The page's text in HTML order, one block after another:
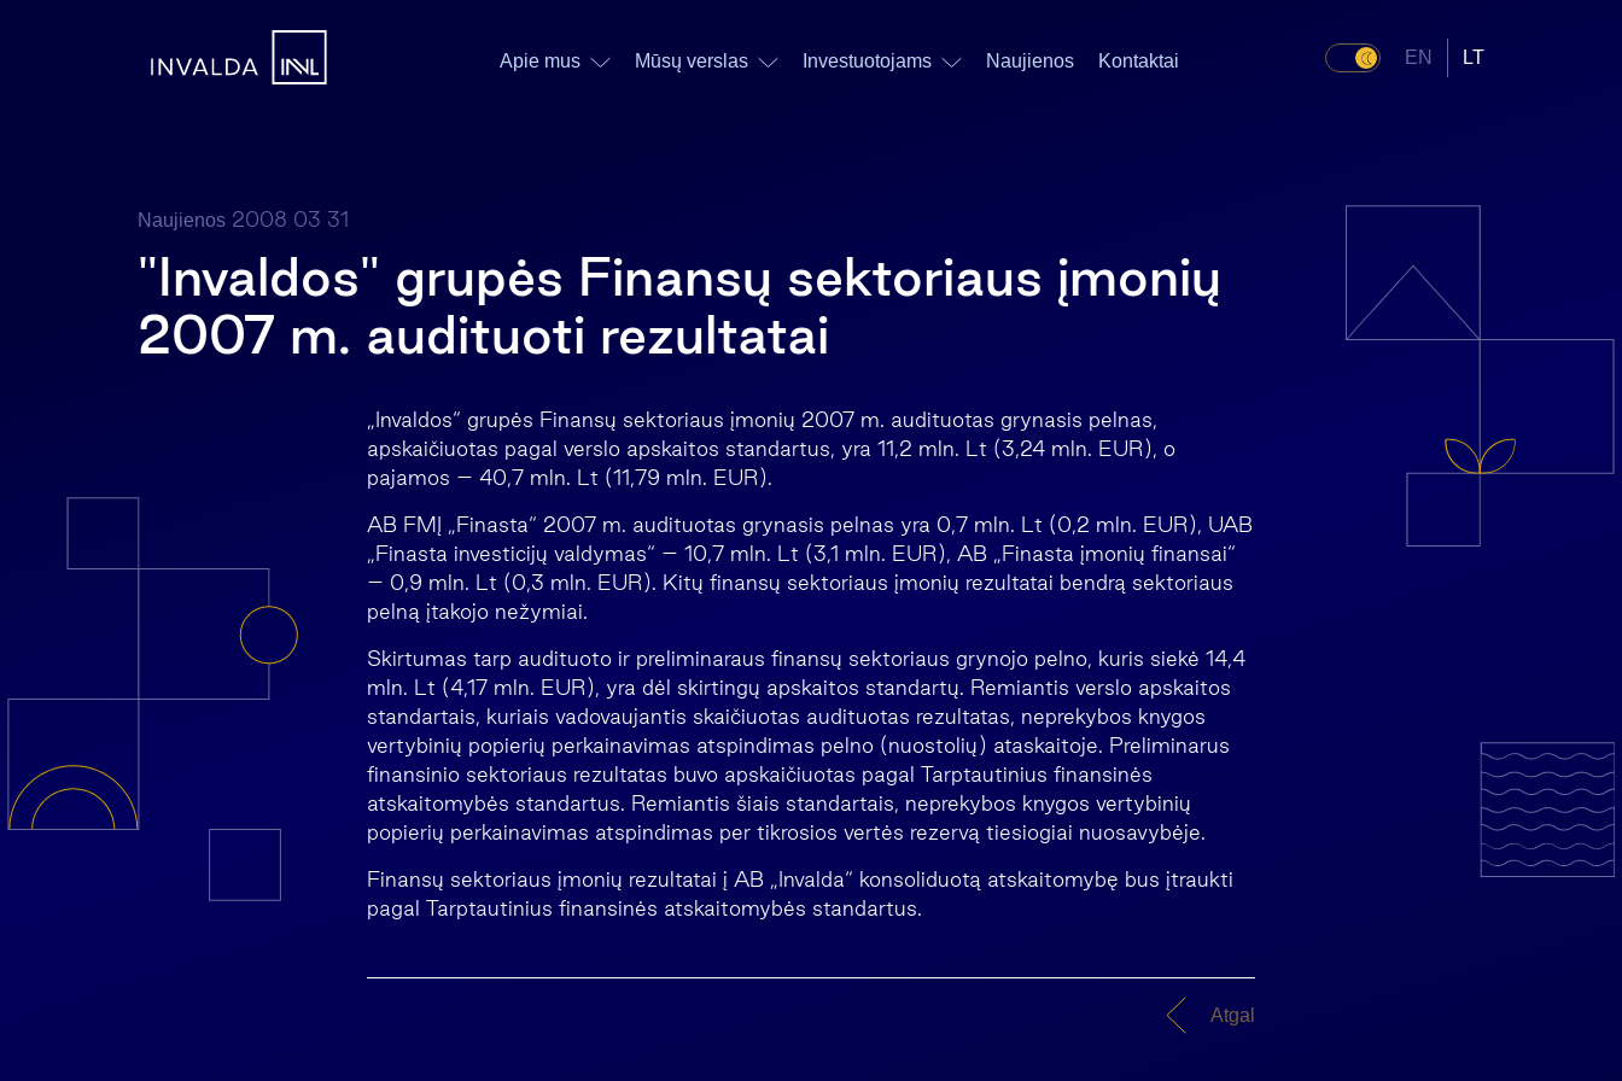
Apie mus Mūsų verslas Investuotojams Naujienos Kontaktai EN LT
Naujienos 2008 03 31
"Invaldos" grupės Finansų sektoriaus įmonių
2007 m. audituoti rezultatai
„Invaldos“ grupės Finansų sektoriaus įmonių 2007 m. audituotas grynasis pelnas,
apskaičiuotas pagal verslo apskaitos standartus, yra 11,2 mln. Lt (3,24 mln. EUR), o
pajamos – 40,7 mln. Lt (11,79 mln. EUR).
AB FMĮ „Finasta“ 2007 m. audituotas grynasis pelnas yra 0,7 mln. Lt (0,2 mln. EUR), UAB
„Finasta investicijų valdymas“ – 10,7 mln. Lt (3,1 mln. EUR), AB „Finasta įmonių finansai“
– 0,9 mln. Lt (0,3 mln. EUR). Kitų finansų sektoriaus įmonių rezultatai bendrą sektoriaus
pelną įtakojo nežymiai.
Skirtumas tarp audituoto ir preliminaraus finansų sektoriaus grynojo pelno, kuris siekė 14,4
mln. Lt (4,17 mln. EUR), yra dėl skirtingų apskaitos standartų. Remiantis verslo apskaitos
standartais, kuriais vadovaujantis skaičiuotas audituotas rezultatas, neprekybos knygos
vertybinių popierių perkainavimas atspindimas pelno (nuostolių) ataskaitoje. Preliminarus
finansinio sektoriaus rezultatas buvo apskaičiuotas pagal Tarptautinius finansinės
atskaitomybės standartus. Remiantis šiais standartais, neprekybos knygos vertybinių
popierių perkainavimas atspindimas per tikrosios vertės rezervą tiesiogiai nuosavybėje.
Finansų sektoriaus įmonių rezultatai į AB „Invalda“ konsoliduotą atskaitomybę bus įtraukti
pagal Tarptautinius finansinės atskaitomybės standartus.
Atgal